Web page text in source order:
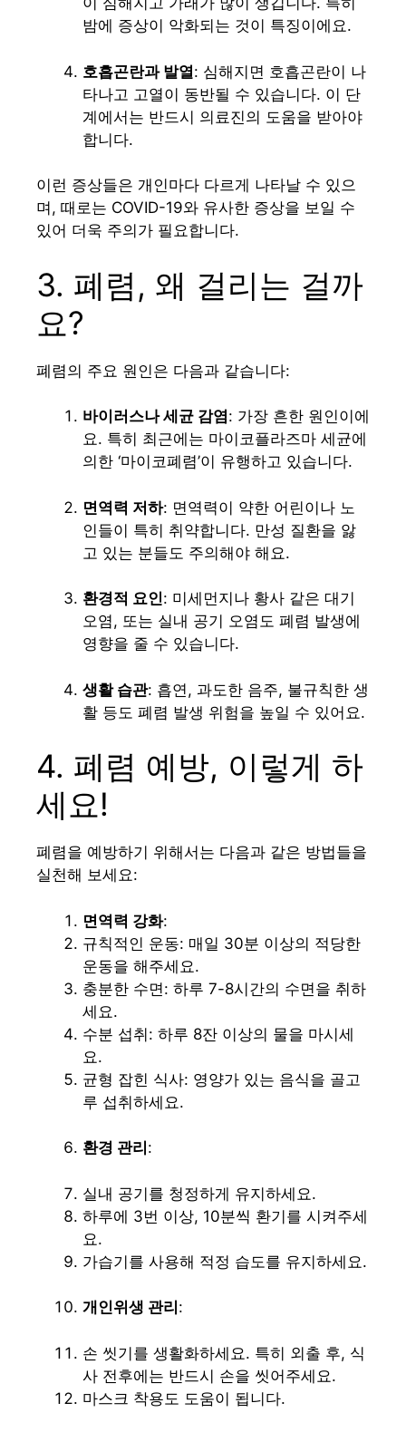
밤에 증상이 악화되는 것이 특징이에요.
호흡곤란과 발열: 심해지면 호흡곤란이 나
타나고 고열이 동반될 수 있습니다. 이 단
계에서는 반드시 의료진의 도움을 받아야
합니다.
이런 증상들은 개인마다 다르게 나타날 수 있으
며, 때로는 COVID-19와 유사한 증상을 보일 수
있어 더욱 주의가 필요합니다.
3. 폐렴, 왜 걸리는 걸까
요?
폐렴의 주요 원인은 다음과 같습니다:
바이러스나 세균 감염: 가장 흔한 원인이에
요. 특히 최근에는 마이코플라즈마 세균에
의한 ‘마이코폐렴’이 유행하고 있습니다.
면역력 저하: 면역력이 약한 어린이나 노
인들이 특히 취약합니다. 만성 질환을 앓
고 있는 분들도 주의해야 해요.
환경적 요인: 미세먼지나 황사 같은 대기
오염, 또는 실내 공기 오염도 폐렴 발생에
영향을 줄 수 있습니다.
생활 습관: 흡연, 과도한 음주, 불규칙한 생
활 등도 폐렴 발생 위험을 높일 수 있어요.
4. 폐렴 예방, 이렇게 하
세요!
폐렴을 예방하기 위해서는 다음과 같은 방법들을
실천해 보세요:
면역력 강화:
규칙적인 운동: 매일 30분 이상의 적당한
운동을 해주세요.
충분한 수면: 하루 7-8시간의 수면을 취하
세요.
수분 섭취: 하루 8잔 이상의 물을 마시세
요.
균형 잡힌 식사: 영양가 있는 음식을 골고
루 섭취하세요.
환경 관리 :
실내 공기를 청정하게 유지하세요.
하루에 3번 이상, 10분씩 환기를 시켜주세
요.
가습기를 사용해 적정 습도를 유지하세요.
개인위생 관리 :
손 씻기를 생활화하세요. 특히 외출 후, 식
사 전후에는 반드시 손을 씻어주세요.
마스크 착용도 도움이 됩니다.